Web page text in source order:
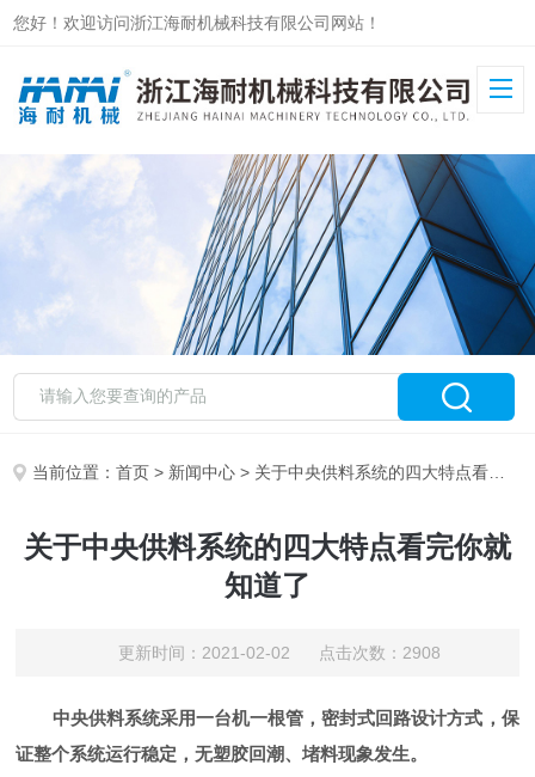
您好！欢迎访问浙江海耐机械科技有限公司网站！
当前位置：首页 > 新闻中心 > 关于中央供料系统的四大特点看完你就知道了
关于中央供料系统的四大特点看完你就
知道了
更新时间：2021-02-02 点击次数：2908
中央供料系统采用一台机一根管，密封式回路设计方式，保
证整个系统运行稳定，无塑胶回潮、堵料现象发生。